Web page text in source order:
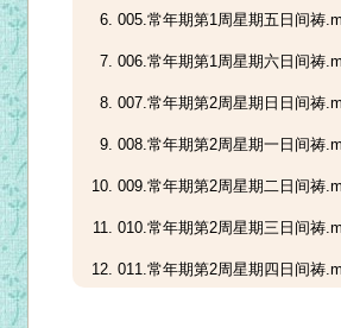
005.常年期第1周星期五日间祷
006.常年期第1周星期六日间祷
007.常年期第2周星期日日间祷
008.常年期第2周星期一日间祷
009.常年期第2周星期二日间祷
010.常年期第2周星期三日间祷
011.常年期第2周星期四日间祷